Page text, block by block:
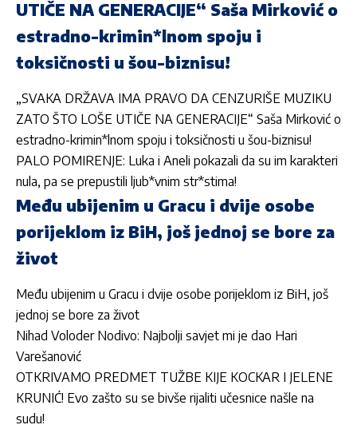
UTIČE NA GENERACIJE“ Saša Mirković o
estradno-krimin*lnom spoju i
toksičnosti u šou-biznisu!
„SVAKA DRŽAVA IMA PRAVO DA CENZURIŠE MUZIKU
ZATO ŠTO LOŠE UTIČE NA GENERACIJE“ Saša Mirković o
estradno-krimin*lnom spoju i toksičnosti u šou-biznisu!
PALO POMIRENJE: Luka i Aneli pokazali da su im karakteri
nula, pa se prepustili ljub*vnim str*stima!
Među ubijenim u Gracu i dvije osobe
porijeklom iz BiH, još jednoj se bore za
život
Među ubijenim u Gracu i dvije osobe porijeklom iz BiH, još
jednoj se bore za život
Nihad Voloder Nodivo: Najbolji savjet mi je dao Hari
Varešanović
OTKRIVAMO PREDMET TUŽBE KIJE KOCKAR I JELENE
KRUNIĆ! Evo zašto su se bivše rijaliti učesnice našle na
sudu!